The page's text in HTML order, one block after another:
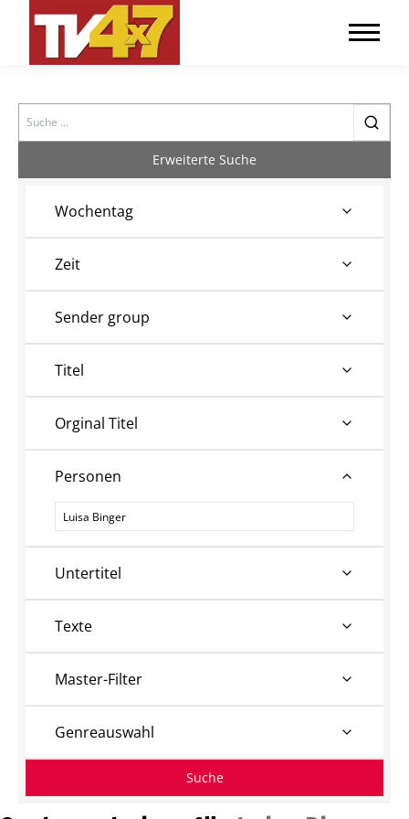
Search
Erweiterte Suche
Wochentag
Zeit
Sender group
Titel
Orginal Titel
Personen
Personen
Untertitel
Texte
Master-Filter
Genreauswahl
Suche